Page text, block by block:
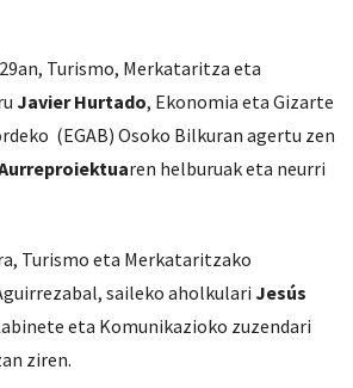
Turismo, Merkataritza eta
Javier Hurtado, Ekonomia eta Gizarte
(EGAB) Osoko Bilkuran agertu zen
ren helburuak eta neurri
Turismo eta Merkataritzako
saileko aholkulari Jesús
eta Komunikazioko zuzendari
ziren.